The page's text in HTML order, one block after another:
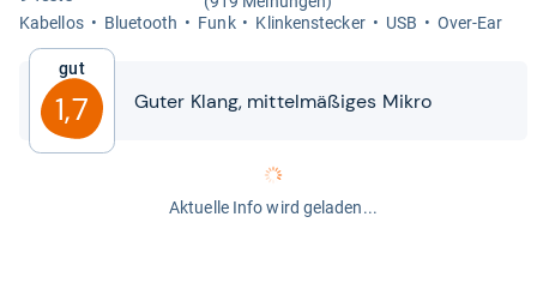
Kabel­los
Blue­tooth Funk Klin­ken­ste­cker USB Over-​Ear
Gut
1,7 Guter Klang, mit­tel­mä­ßi­ges Mikro
Aktuelle Info wird geladen...